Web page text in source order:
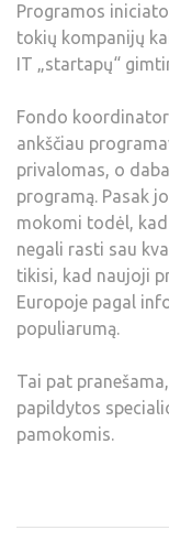
Programos
tokių kompanijų
IT „startapų“
Fondo
ankščiau
privalomas, o
programą. Pasak
mokomi todėl,
negali rasti sau
tikisi, kad naujoji
Europoje pagal
populiarumą.
Tai pat
papildytos
pamokomis.